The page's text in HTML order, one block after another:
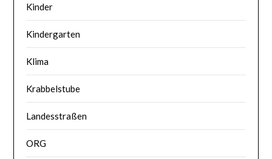
Kinder
Kindergarten
Klima
Krabbelstube
Landesstraßen
ORG